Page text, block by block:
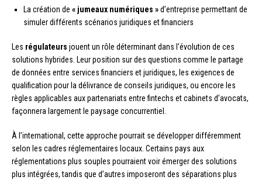
La création de « jumeaux numériques »d’entreprise permettant de
simuler différents scénarios juridiques et financiers
Les régulateurs jouent un rôle déterminant dans l’évolution de ces
solutions hybrides. Leur position sur des questions comme le partage
de données entre services financiers et juridiques, les exigences de
qualification pour la délivrance de conseils juridiques, ou encore les
règles applicables aux partenariats entre fintechs et cabinets d’avocats,
façonnera largement le paysage concurrentiel.
À l’international, cette approche pourrait se développer différemment
selon les cadres réglementaires locaux. Certains pays aux
réglementations plus souples pourraient voir émerger des solutions
plus intégrées, tandis que d’autres imposeront des séparations plus